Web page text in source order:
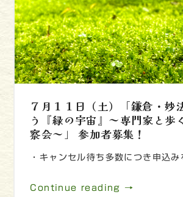
７月１１日（土）「鎌倉・妙
う『緑の宇宙』～専門家と歩
察会～」 参加者募集！
・キャンセル待ち多数につき申込
Continue reading →